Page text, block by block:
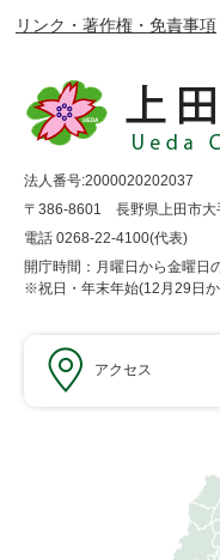
リンク・著作権・免責事項
法人番号:2000020202037
〒386-8601 長野県上田市大
電話 0268-22-4100(代表)
開庁時間：月曜日から金曜日
※祝日・年末年始(12月29日か
アクセス